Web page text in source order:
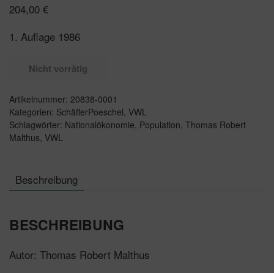
204,00 €
1. Auflage 1986
Nicht vorrätig
Artikelnummer: 20838-0001
Kategorien: SchäfferPoeschel VWL
Schlagwörter: Nationalökonomie Population Thomas Robert
Malthus VWL
Beschreibung
BESCHREIBUNG
Autor: Thomas Robert Malthus